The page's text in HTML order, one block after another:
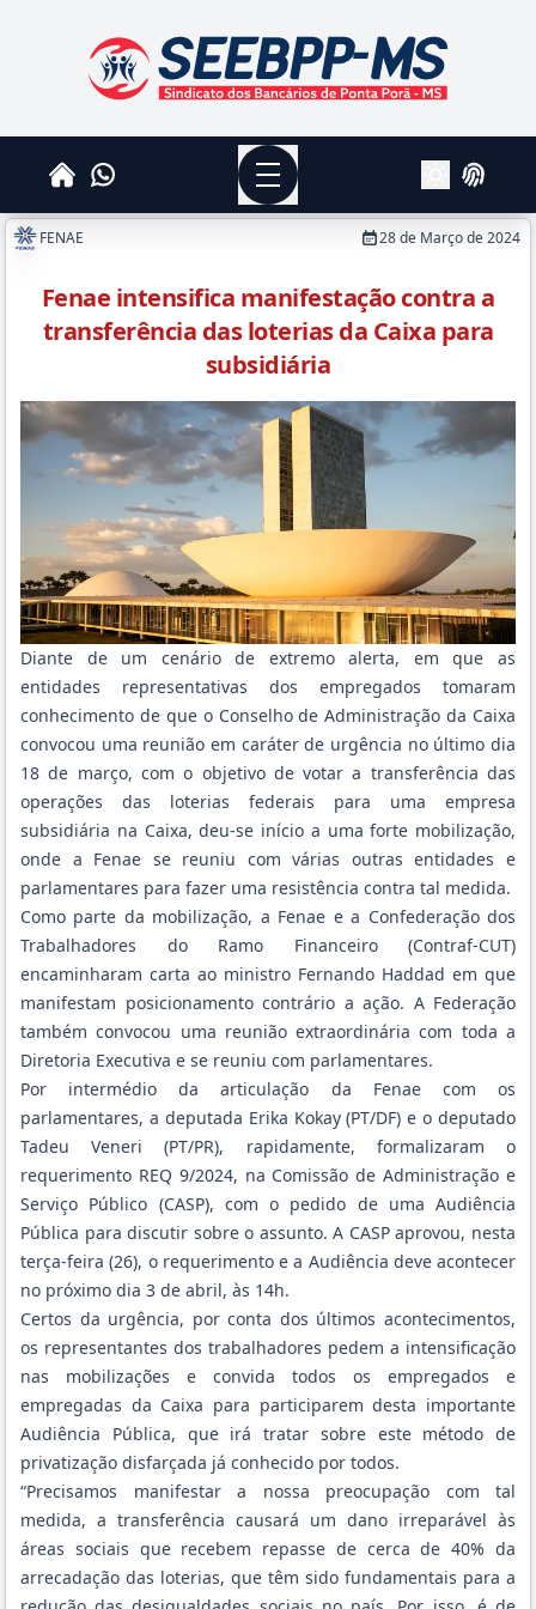
SEEBPPMS - Sindicato dos Bancários de Ponta
HomeWhatsapp
Menu
AlterarLogin
FENAE 28 de Março de 2024
Fenae intensifica manifestação contra a
transferência das loterias da Caixa para
subsidiária
Diante de um cenário de extremo alerta, em que as
entidades representativas dos empregados tomaram
conhecimento de que o Conselho de Administração da Caixa
convocou uma reunião em caráter de urgência no último dia
18 de março, com o objetivo de votar a transferência das
operações das loterias federais para uma empresa
subsidiária na Caixa, deu-se início a uma forte mobilização,
onde a Fenae se reuniu com várias outras entidades e
parlamentares para fazer uma resistência contra tal medida.
Como parte da mobilização, a Fenae e a Confederação dos
Trabalhadores do Ramo Financeiro (Contraf-CUT)
encaminharam carta ao ministro Fernando Haddad em que
manifestam posicionamento contrário a ação. A Federação
também convocou uma reunião extraordinária com toda a
Diretoria Executiva e se reuniu com parlamentares.
Por intermédio da articulação da Fenae com os
parlamentares, a deputada Erika Kokay (PT/DF) e o deputado
Tadeu Veneri (PT/PR), rapidamente, formalizaram o
requerimento REQ 9/2024, na Comissão de Administração e
Serviço Público (CASP), com o pedido de uma Audiência
Pública para discutir sobre o assunto. A CASP aprovou, nesta
terça-feira (26), o requerimento e a Audiência deve acontecer
no próximo dia 3 de abril, às 14h.
Certos da urgência, por conta dos últimos acontecimentos,
os representantes dos trabalhadores pedem a intensificação
nas mobilizações e convida todos os empregados e
empregadas da Caixa para participarem desta importante
Audiência Pública, que irá tratar sobre este método de
privatização disfarçada já conhecido por todos.
“Precisamos manifestar a nossa preocupação com tal
medida, a transferência causará um dano irreparável às
áreas sociais que recebem repasse de cerca de 40% da
arrecadação das loterias, que têm sido fundamentais para a